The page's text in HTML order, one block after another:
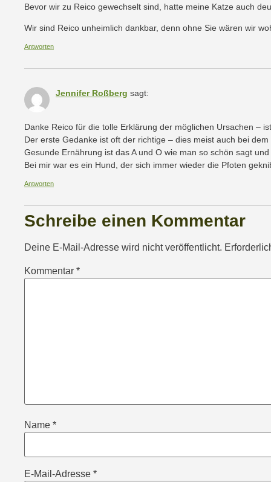
Bevor wir zu Reico gewechselt sind, hatte meine Katze auch
Wir sind Reico unheimlich dankbar, denn ohne Sie wären wir
Antworten
Jennifer Roßberg sagt:
Danke Reico für die tolle Erklärung der möglichen Ursachen –
Der erste Gedanke ist oft der richtige – dies meist auch bei dem
Gesunde Ernährung ist das A und O wie man so schön sagt
Bei mir war es ein Hund, der sich immer wieder die Pfoten
Antworten
Schreibe einen Kommentar
Deine E-Mail-Adresse wird nicht veröffentlicht.
Kommentar *
Name *
E-Mail-Adresse *